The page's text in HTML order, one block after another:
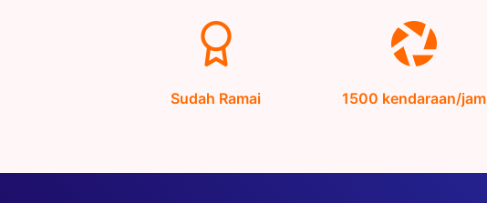
Sudah Ramai 1500 kendaraan/jam